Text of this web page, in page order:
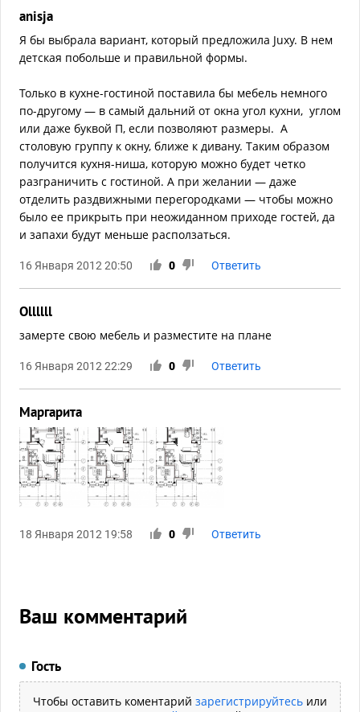
anisja
Я бы выбрала вариант, который предложила Juxy. В нем
детская побольше и правильной формы.
Только в кухне-гостиной поставила бы мебель немного
по-другому — в самый дальний от окна угол кухни, углом
или даже буквой П, если позволяют размеры. А
столовую группу к окну, ближе к дивану. Таким образом
получится кухня-ниша, которую можно будет четко
разграничить с гостиной. А при желании — даже
отделить раздвижными перегородками — чтобы можно
было ее прикрыть при неожиданном приходе гостей, да
и запахи будут меньше расползаться.
16 Января 2012 20:50 0 Ответить
Ollllll
замерте свою мебель и разместите на плане
16 Января 2012 22:29 0 Ответить
Маргарита
18 Января 2012 19:58 0 Ответить
Ваш комментарий
Гость
Чтобы оставить коментарий зарегистрируйтесь или